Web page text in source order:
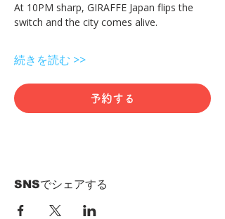
At 10PM sharp, GIRAFFE Japan flips the
switch and the city comes alive.
続きを読む >>
予約する
SNSでシェアする